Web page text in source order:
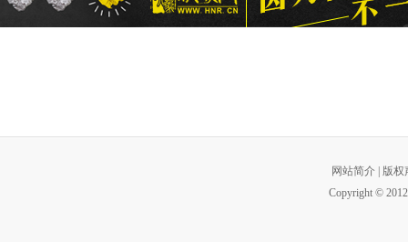
网站简介
版权
Copyright ©